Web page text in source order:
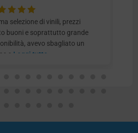
selezione di vinili, prezzi
buoni e soprattutto grande
avevo sbagliato un
e Leggi tutto